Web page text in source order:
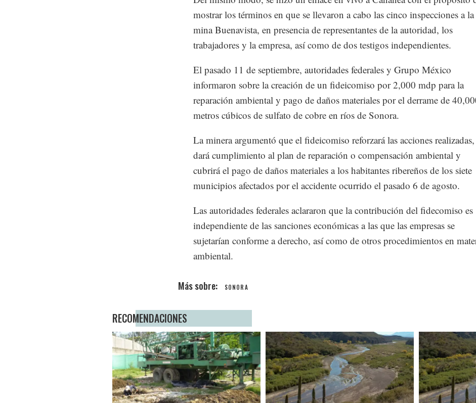
mostrar los términos en que se llevaron a cabo las cinco inspecciones a la
mina Buenavista, en presencia de representantes de la autoridad, los
trabajadores y la empresa, así como de dos testigos independientes.
El pasado 11 de septiembre, autoridades federales y Grupo México
informaron sobre la creación de un fideicomiso por 2,000 mdp para la
reparación ambiental y pago de daños materiales por el derrame de
metros cúbicos de sulfato de cobre en ríos de Sonora.
La minera argumentó que el fideicomiso reforzará las acciones realizadas,
dará cumplimiento al plan de reparación o compensación ambiental y
cubrirá el pago de daños materiales a los habitantes ribereños de los siete
municipios afectados por el accidente ocurrido el pasado 6 de agosto.
Las autoridades federales aclararon que la contribución del fidecomiso es
independiente de las sanciones económicas a las que las empresas se
sujetarían conforme a derecho, así como de otros procedimientos en
ambiental.
SONORA
RECOMENDACIONES